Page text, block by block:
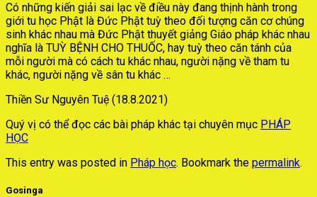
Có những kiến giải sai lạc về điều này đang thịnh hành trong
giới tu học Phật là Đức Phật tuỳ theo đối tượng căn cơ chúng
sinh khác nhau mà Đức Phật thuyết giảng Giáo pháp khác nhau
nghĩa là TUỲ BỆNH CHO THUỐC, hay tuỳ theo căn tánh của
mỗi người mà có cách tu khác nhau, người nặng về tham tu
khác, người nặng về sân tu khác …
Thiền Sư Nguyên Tuệ (18.8.2021)
Quý vị có thể đọc các bài pháp khác tại chuyên mục PHÁP
HỌC
This entry was posted in Pháp học. Bookmark the permalink.
Gosinga